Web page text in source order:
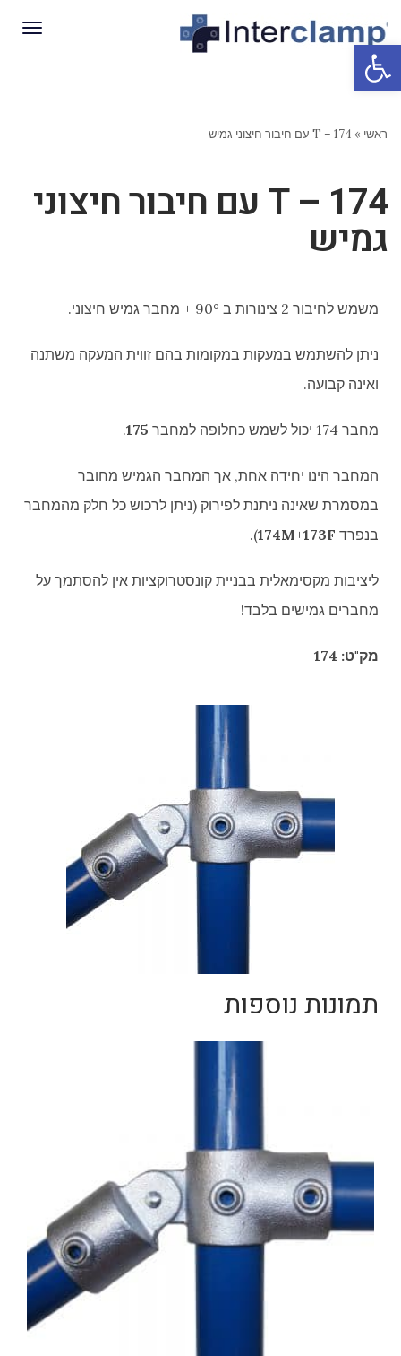
ראשי »174 – T עם חיבור חיצוני גמיש
174 – T עם חיבור חיצוני
גמיש
משמש לחיבור 2 צינורות ב 90° + מחבר גמיש חיצוני.
ניתן להשתמש במעקות במקומות בהם זווית המעקה משתנה
ואינה קבועה.
מחבר 174 יכול לשמש כחלופה למחבר 175
.
המחבר הינו יחידה אחת, אך המחבר הגמיש מחובר
במסמרת שאינה ניתנת לפירוק (ניתן לרכוש כל חלק מהמחבר
בנפרד
174M+173F
).
ליציבות מקסימאלית בבניית קונסטרוקציות אין להסתמך על
מחברים גמישים בלבד!
מק"ט: 174
תמונות נוספות
פתח סרגל נגישות